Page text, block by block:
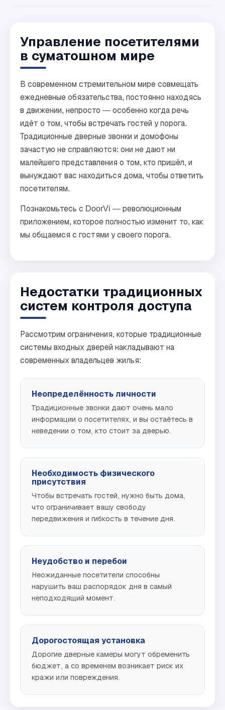
Управление посетителями
в суматошном мире
В современном стремительном мире совмещать
ежедневные обязательства, постоянно находясь
в движении, непросто — особенно когда речь
идёт о том, чтобы встречать гостей у порога.
Традиционные дверные звонки и домофоны
зачастую не справляются: они не дают ни
малейшего представления о том, кто пришёл, и
вынуждают вас находиться дома, чтобы ответить
посетителям.
Познакомьтесь с DoorVi — революционным
приложением, которое полностью изменит то, как
мы общаемся с гостями у своего порога.
Недостатки традиционных
систем контроля доступа
Рассмотрим ограничения, которые традиционные
системы входных дверей накладывают на
современных владельцев жилья:
Неопределённость личности
Традиционные звонки дают очень мало
информации о посетителях, и вы остаётесь в
неведении о том, кто стоит за дверью.
Необходимость физического
присутствия
Чтобы встречать гостей, нужно быть дома,
что ограничивает вашу свободу
передвижения и гибкость в течение дня.
Неудобство и перебои
Неожиданные посетители способны
нарушить ваш распорядок дня в самый
неподходящий момент.
Дорогостоящая установка
Дорогие дверные камеры могут обременить
бюджет, а со временем возникает риск их
кражи или повреждения.